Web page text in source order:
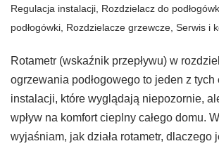
Regulacja instalacji Rozdzielacz do
podłogówki Rozdzielacze grzewcze Serwis i
Rotametr (wskaźnik przepływu) w
ogrzewania podłogowego to jeden z tych
instalacji, które wyglądają niepozornie,
wpływ na komfort cieplny całego domu.
wyjaśniam, jak działa rotametr, dlaczego